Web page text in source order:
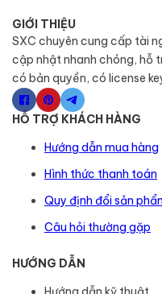
GIỚI THIỆU
SXC chuyên cung cấp tài
cập nhật nhanh chóng, hỗ
có bản quyền, có license
HỖ TRỢ KHÁCH HÀNG
Hướng dẫn mua hàng
Hình thức thanh toán
Quy định đổi sản
Câu hỏi thường gặp
HƯỚNG DẪN